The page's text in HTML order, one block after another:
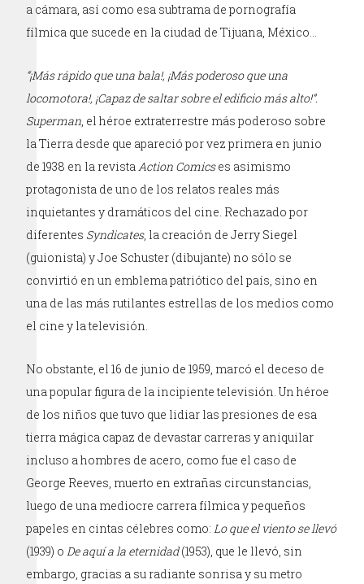
a cámara, así como esa subtrama de pornografía
fílmica que sucede en la ciudad de Tijuana, México…
“¡Más rápido que una bala!, ¡Más poderoso que una
locomotora!, ¡Capaz de saltar sobre el edificio más alto!”.
Superman, el héroe extraterrestre más poderoso sobre
la Tierra desde que apareció por vez primera en junio
de 1938 en la revistaAction Comicses asimismo
protagonista de uno de los relatos reales más
inquietantes y dramáticos del cine. Rechazado por
diferentes Syndicates, la creación de Jerry Siegel
(guionista) y Joe Schuster (dibujante) no sólo se
convirtió en un emblema patriótico del país, sino en
una de las más rutilantes estrellas de los medios como
el cine y la televisión.
No obstante, el 16 de junio de 1959, marcó el deceso de
una popular figura de la incipiente televisión. Un héroe
de los niños que tuvo que lidiar las presiones de esa
tierra mágica capaz de devastar carreras y aniquilar
incluso a hombres de acero, como fue el caso de
George Reeves, muerto en extrañas circunstancias,
luego de una mediocre carrera fílmica y pequeños
papeles en cintas célebres como:Lo que el viento se llevó
(1939) oDe aquí a la eternidad(1953), que le llevó, sin
embargo, gracias a su radiante sonrisa y su metro